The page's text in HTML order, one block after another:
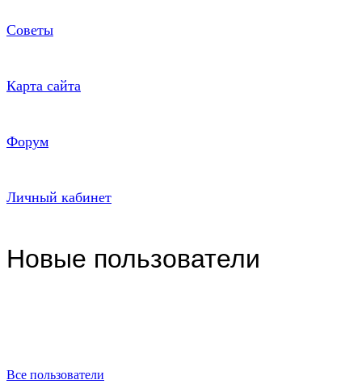
Советы
Карта сайта
Форум
Личный кабинет
Новые пользователи
Все пользователи